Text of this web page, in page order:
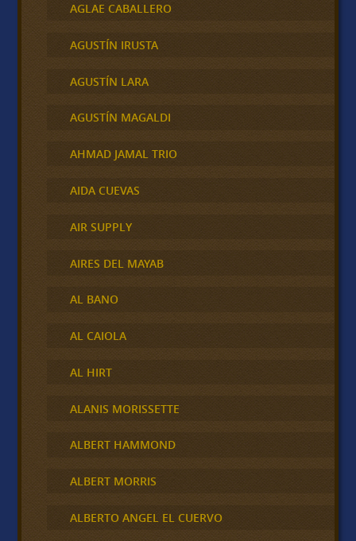
AGLAE CABALLERO
AGUSTÍN IRUSTA
AGUSTÍN LARA
AGUSTÍN MAGALDI
AHMAD JAMAL TRIO
AIDA CUEVAS
AIR SUPPLY
AIRES DEL MAYAB
AL BANO
AL CAIOLA
AL HIRT
ALANIS MORISSETTE
ALBERT HAMMOND
ALBERT MORRIS
ALBERTO ANGEL EL CUERVO